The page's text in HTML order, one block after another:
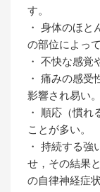
す。
・ 身体のほと
の部位によっ
・ 不快な感覚
・ 痛みの感受
影響され易い。
・ 順応（慣れ
ことが多い。
・ 持続する強
せ，その結果
の自律神経症